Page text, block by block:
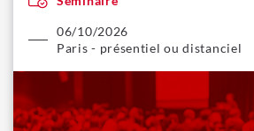
06/10/2026
Paris - présentiel ou distanciel